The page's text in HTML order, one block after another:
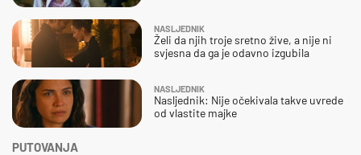
NASLJEDNIK
Želi da njih troje sretno žive, a nije ni
svjesna da ga je odavno izgubila
NASLJEDNIK
Nasljednik: Nije očekivala takve uvrede
od vlastite majke
PUTOVANJA